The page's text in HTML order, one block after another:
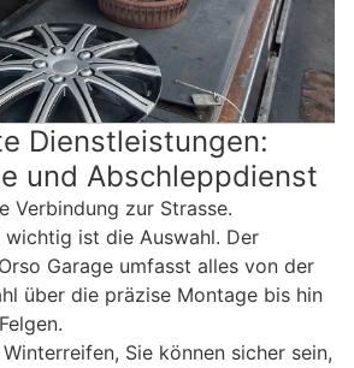
Dienstleistungen:
und Abschleppdienst
Verbindung zur Strasse.
wichtig ist die Auswahl. Der
Garage umfasst alles von der
über die präzise Montage bis hin
Sie können sicher sein,